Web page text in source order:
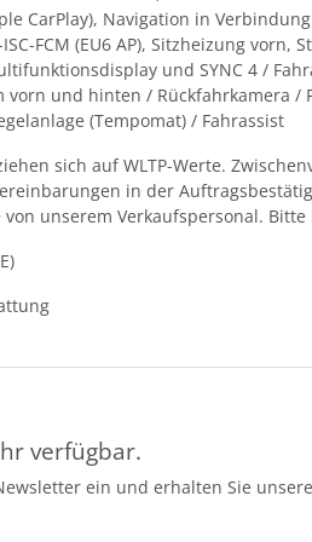
CarPlay), Navigation in
FCM (EU6 AP), Sitzheizung
und SYNC 4 /
und hinten / Rückfahrkamera /
(Tempomat) / Fahrassist
sich auf WLTP-Werte.
in der
unserem Verkaufspersonal. Bitte
verfügbar.
ein und erhalten Sie